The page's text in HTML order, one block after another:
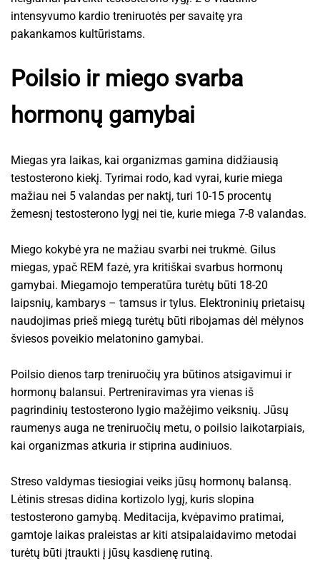
intensyvumo kardio treniruotės per savaitę yra
pakankamos kultūristams.
Poilsio ir miego svarba
hormonų gamybai
Miegas yra laikas, kai organizmas gamina didžiausią
testosterono kiekį. Tyrimai rodo, kad vyrai, kurie miega
mažiau nei 5 valandas per naktį, turi 10-15 procentų
žemesnį testosterono lygį nei tie, kurie miega 7-8 valandas.
Miego kokybė yra ne mažiau svarbi nei trukmė. Gilus
miegas, ypač REM fazė, yra kritiškai svarbus hormonų
gamybai. Miegamojo temperatūra turėtų būti 18-20
laipsnių, kambarys – tamsus ir tylus. Elektroninių prietaisų
naudojimas prieš miegą turėtų būti ribojamas dėl mėlynos
šviesos poveikio melatonino gamybai.
Poilsio dienos tarp treniruočių yra būtinos atsigavimui ir
hormonų balansui. Pertreniravimas yra vienas iš
pagrindinių testosterono lygio mažėjimo veiksnių. Jūsų
raumenys auga ne treniruočių metu, o poilsio laikotarpiais,
kai organizmas atkuria ir stiprina audiniuos.
Streso valdymas tiesiogiai veiks jūsų hormonų balansą.
Lėtinis stresas didina kortizolo lygį, kuris slopina
testosterono gamybą. Meditacija, kvėpavimo pratimai,
gamtoje laikas praleistas ar kiti atsipalaidavimo metodai
turėtų būti įtraukti į jūsų kasdienę rutiną.